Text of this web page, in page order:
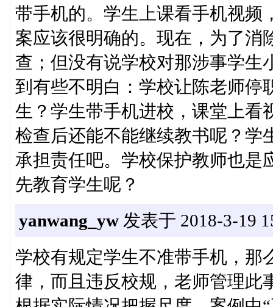
带手机的。学生上课看手机视频
案应该很明确的。现在，为了消
查；但没有说学校对那涉事学生
到有些不明白：学校让陈老师停
生？学生带手机进校，课堂上看
检查后还能不能继续教书呢？学
承担责任吧。学校保护教师也是
先教育学生呢？
yanwang_yw发表于 2018-3-19
学校有规定学生不准带手机，那
律，而且违反校规，老师管理此